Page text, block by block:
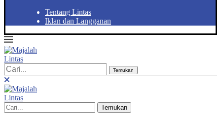
Tentang Lintas
Iklan dan Langganan
Temukan
Temukan